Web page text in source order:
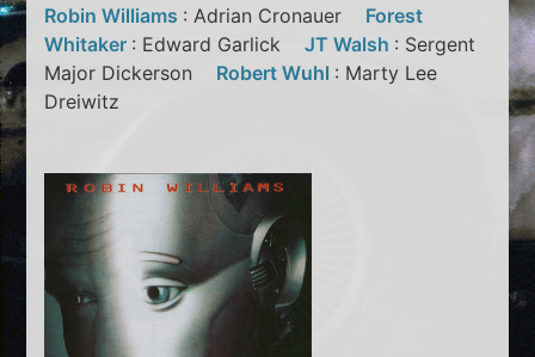
Robin Williams : Adrian Cronauer Forest
Whitaker : Edward GarlickJT Walsh : Sergent
Major Dickerson Robert Wuhl : Marty Lee
Dreiwitz